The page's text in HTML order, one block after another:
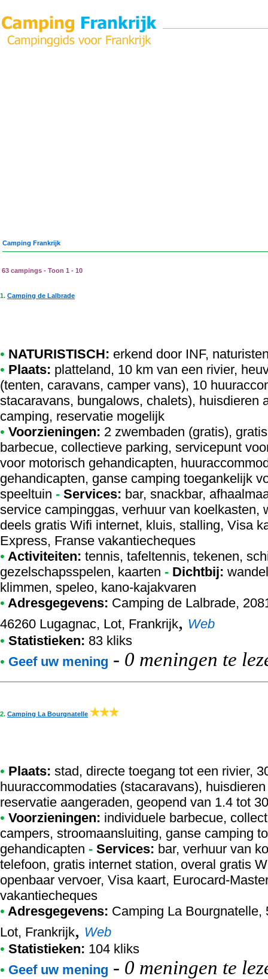
Camping Frankrijk
63 campings - Toon 1 - 10
1. Camping de Lalbrade
• NATURISTISCH: erkend door INF,
• Plaats: platteland, 10 km van een rivier,
(tenten, caravans, camper vans), 10
stacaravans, bungalows, chalets), huisdieren
camping, reservatie mogelijk
• Voorzieningen: 2 zwembaden (gratis),
barbecue, collectieve parking, servicepunt
voor motorisch gehandicapten,
gehandicapten, ganse camping toegankelijk
speeltuin - Services: bar, snackbar,
service campinggas, verhuur van koelkasten,
deels gratis Wifi internet, kluis, stalling, Visa
Express, Franse vakantiecheques
• Activiteiten: tennis, tafeltennis, tekenen,
gezelschapsspelen, kaarten - Dichtbij:
klimmen, speleo, kano-kajakvaren
• Adresgegevens: Camping de Lalbrade,
46260 Lugagnac, Lot, Frankrijk, Web
• Statistieken: 83 kliks
• Geef uw mening - 0 meningen te
2. Camping La Bourgnatelle
• Plaats: stad, directe toegang tot een rivier,
huuraccommodaties (stacaravans),
reservatie aangeraden, geopend van 1.4 tot
• Voorzieningen: individuele barbecue,
campers, stroomaansluiting, ganse camping
gehandicapten - Services: bar, verhuur van
telefoon, gratis internet station, overal gratis
openbaar vervoer, Visa kaart, Eurocard-
vakantiecheques
• Adresgegevens: Camping La Bourgnatelle,
Lot, Frankrijk, Web
• Statistieken: 104 kliks
• Geef uw mening - 0 meningen te